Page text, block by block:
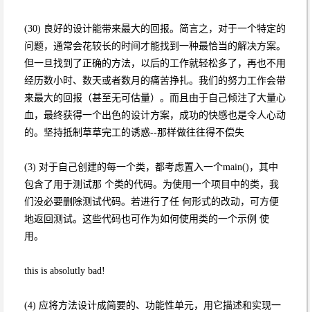
(30) 良好的设计能带来最大的回报。简言之，对于一个特定的
问题，通常会花较长的时间才能找到一种最恰当的解决方案。
但一旦找到了正确的方法，以后的工作就轻松多了，再也不用
经历数小时、数天或者数月的痛苦挣扎。我们的努力工作会带
来最大的回报（甚至无可估量）。而且由于自己倾注了大量心
血，最终获得一个出色的设计方案，成功的快感也是令人心动
的。坚持抵制草草完工的诱惑--那样做往往得不偿失
(3) 对于自己创建的每一个类，都考虑置入一个main()，其中
包含了用于测试那 个类的代码。为使用一个项目中的类，我
们没必要删除测试代码。若进行了任 何形式的改动，可方便
地返回测试。这些代码也可作为如何使用类的一个示例 使
用。
this is absolutly bad!
(4) 应将方法设计成简要的、功能性单元，用它描述和实现一